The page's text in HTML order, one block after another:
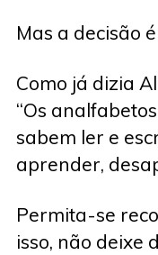
Mas a decisão
Como já dizia
“Os
sabem ler e
aprender,
Permita-se
isso, não deixe